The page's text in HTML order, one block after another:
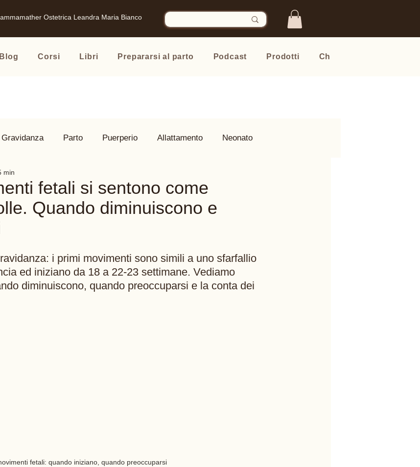
Ostetrica Leandra Maria Bianco
Blog Corsi Libri Prepararsi al parto Podcast Prodotti Chi sono
Gravidanza Parto Puerperio Allattamento Neonato
fetali si sentono come
Quando diminuiscono e
min
i primi movimenti sono simili a uno sfarfallio
ed iniziano da 18 a 22-23 settimane. Vediamo
diminuiscono, quando preoccuparsi e la conta dei
fetali: quando iniziano, quando preoccuparsi